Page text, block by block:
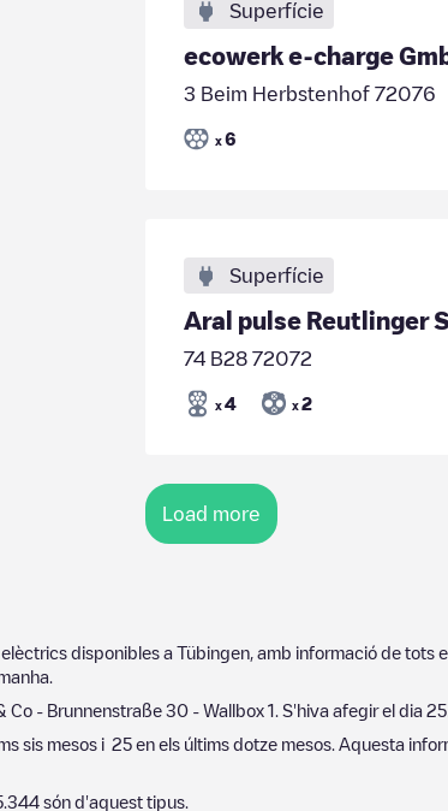
Superfície
3 Beim Herbstenhof 72076
x 6
Superfície
Aral pulse Reutlinger
74 B28 72072
x 4 x 2
Load more
disponibles a Tübingen , amb informació de tots
Co - Brunnenstraße 30 - Wallbox 1 . S'hiva afegir el dia
sis mesos i 25 en els últims dotze mesos. Aquesta
són d'aquest tipus.